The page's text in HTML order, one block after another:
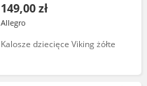
149,00 zł
Allegro
Kalosze dziecięce Viking żółte